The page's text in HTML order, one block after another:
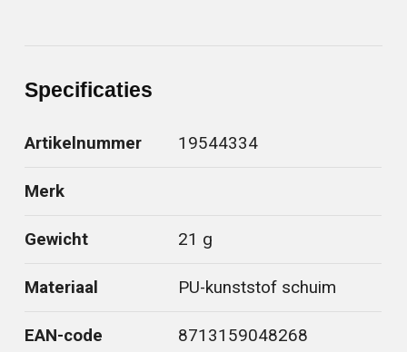
Specificaties
Artikelnummer 19544334
Merk
Gewicht 21 g
Materiaal PU-kunststof schuim
EAN-code 8713159048268